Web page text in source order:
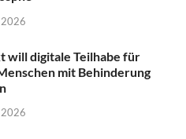
2026
will digitale Teilhabe für
mit Behinderung